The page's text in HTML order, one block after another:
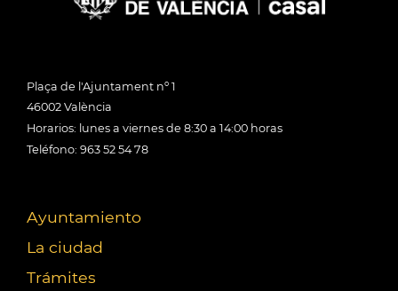
Plaça de l'Ajuntament nº 1
46002 València
Horarios: lunes a viernes de 8:30 a 14:00 horas
Teléfono: 963 52 54 78
Ayuntamiento
La ciudad
Trámites